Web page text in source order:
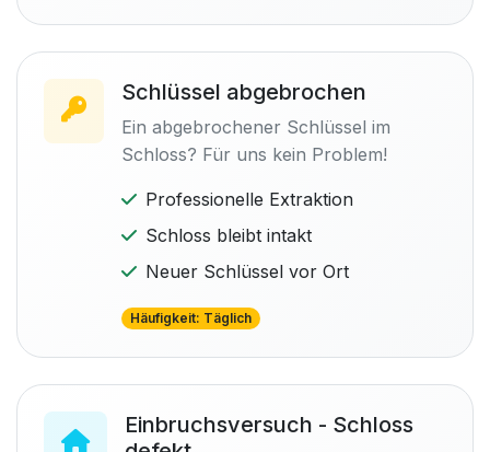
Schlüssel abgebrochen
Ein abgebrochener Schlüssel im
Schloss? Für uns kein Problem!
Professionelle Extraktion
Schloss bleibt intakt
Neuer Schlüssel vor Ort
Häufigkeit: Täglich
Einbruchsversuch - Schloss